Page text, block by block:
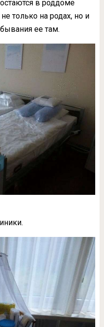
в роддоме
только на родах, но и
ее там.